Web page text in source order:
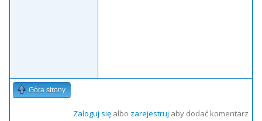
Góra strony
Zaloguj sięalbo zarejestruj aby dodać komentarz